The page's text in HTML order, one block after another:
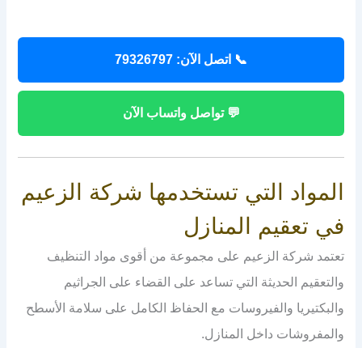
📞 اتصل الآن: 79326797
💬 تواصل واتساب الآن
المواد التي تستخدمها شركة الزعيم
في تعقيم المنازل
تعتمد شركة الزعيم على مجموعة من أقوى مواد التنظيف
والتعقيم الحديثة التي تساعد على القضاء على الجراثيم
والبكتيريا والفيروسات مع الحفاظ الكامل على سلامة الأسطح
والمفروشات داخل المنازل.